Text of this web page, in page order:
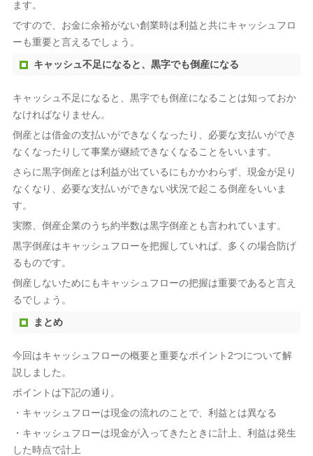
ます。
ですので、お金に余裕がない創業時は利益と共にキャッシュフロ
ーも重要と言えるでしょう。
キャッシュ不足になると、黒字でも倒産になる
キャッシュ不足になると、黒字でも倒産になることは知っておか
なければなりません。
倒産とは借金の支払いができなくなったり、必要な支払いができ
なくなったりして事業が継続できなくなることをいいます。
さらに黒字倒産とは利益が出ているにもかかわらず、現金が足り
なくなり、必要な支払いができない状況で起こる倒産をいいま
す。
実際、倒産企業のうち約半数は黒字倒産とも言われています。
黒字倒産はキャッシュフローを把握していれば、多くの場合防げ
るものです。
倒産しないためにもキャッシュフローの把握は重要であると言え
るでしょう。
まとめ
今回はキャッシュフローの概要と重要なポイント2つについて解
説しました。
ポイントは下記の通り。
・キャッシュフローは現金の流れのことで、利益とは異なる
・キャッシュフローは現金が入ってきたときに計上、利益は発生
した時点で計上